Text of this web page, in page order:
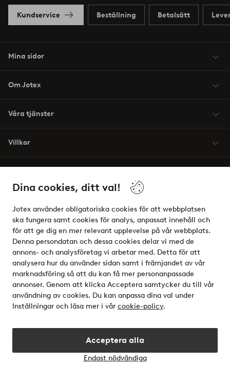
Dina cookies, ditt val!
Jotex använder obligatoriska cookies för att webbplatsen
ska fungera samt cookies för analys, anpassat innehåll och
för att ge dig en mer relevant upplevelse på vår webbplats.
Denna persondatan och dessa cookies delar vi med de
annons- och analysföretag vi arbetar med. Detta för att
analysera hur du använder sidan samt i främjandet av vår
marknadsföring så att du kan få mer personanpassade
annonser. Genom att klicka Acceptera samtycker du till vår
användning av cookies. Du kan anpassa dina val under
Inställningar och läsa mer i vår cookie-policy.
Acceptera alla
Endast nödvändiga
Kundservice Beställning Betalsätt
Mina sidor
Om Jotex
Våra tjänster
Villkor
Säkra betalningar - Betala direkt eller dela upp
Vill du veta mer om våra betalalternativ?
elpy